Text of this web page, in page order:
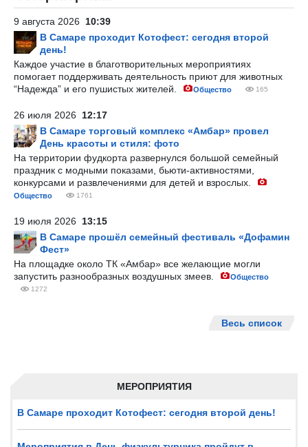
МЕРОПРИЯТИЯ
В Самаре проходит Котофест: сегодня второй день!
9 августа 2026 10:39
В Самаре проходит Котофест: сегодня второй
день!
Каждое участие в благотворительных мероприятиях
помогает поддерживать деятельность приют для животных
“Надежда” и его пушистых жителей.
Общество 165
26 июля 2026 12:17
В Самаре торговый комплекс «Амбар» провел
День красоты и стиля: фото
На территории фудкорта развернулся большой семейный
праздник с модными показами, бьюти-активностями,
конкурсами и развлечениями для детей и взрослых.
Общество 1761
19 июля 2026 13:15
В Самаре прошёл семейный фестиваль «Дофамин
Фест»
На площадке около ТК «Амбар» все желающие могли
запустить разнообразных воздушных змеев.
Общество
1272
Весь список